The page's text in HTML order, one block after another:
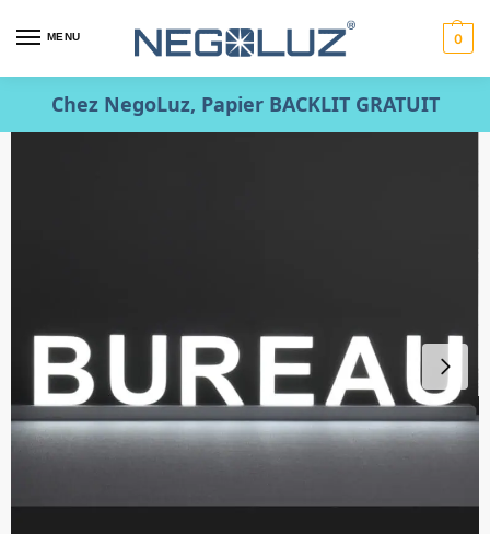
MENU 0
Chez NegoLuz, Papier BACKLIT GRATUIT